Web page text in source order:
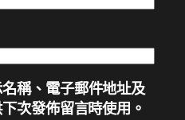
稱、電子郵件地址及
次發佈留言時使用。